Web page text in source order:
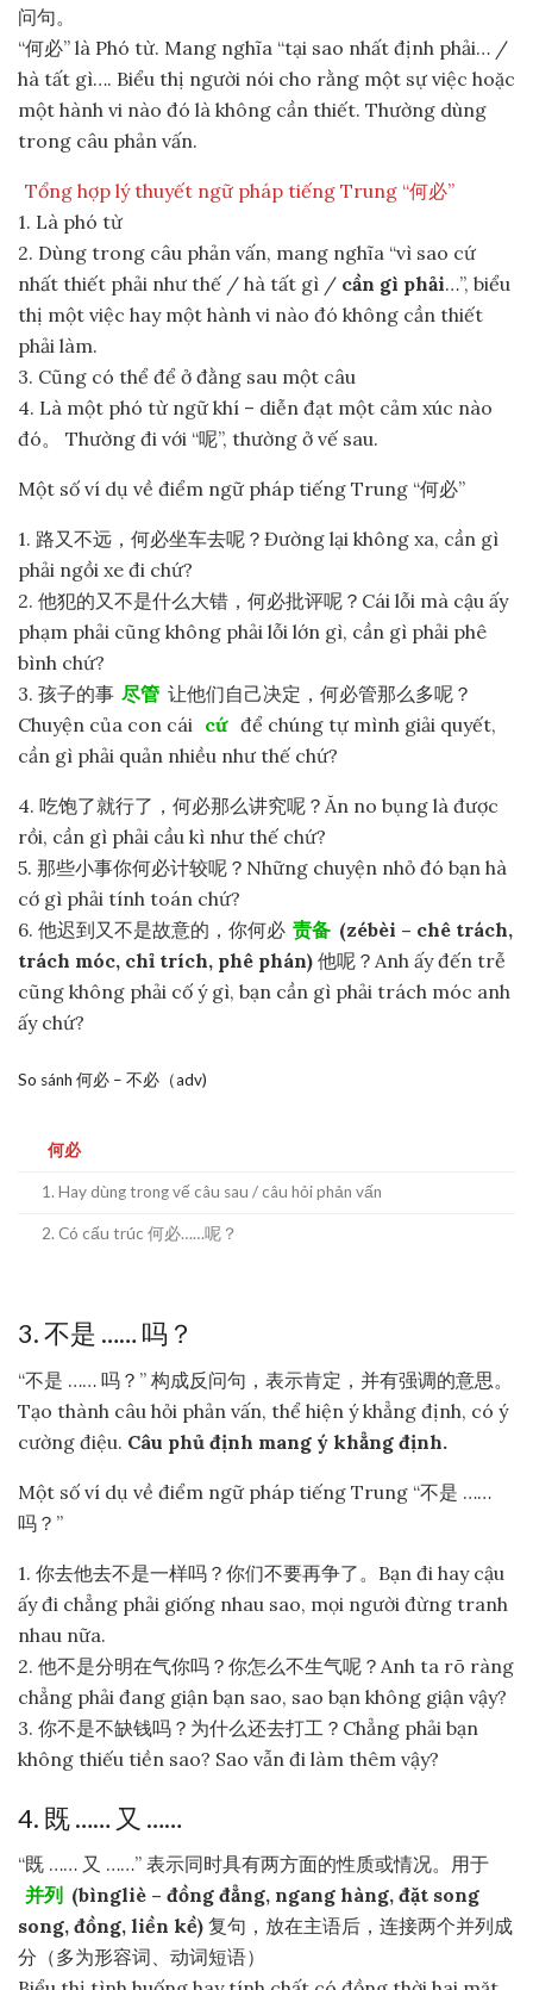
问句。
“何必” là Phó từ. Mang nghĩa “tại sao nhất định phải… /
hà tất gì…. Biểu thị người nói cho rằng một sự việc hoặc
một hành vi nào đó là không cần thiết. Thường dùng
trong câu phản vấn.
Tổng hợp lý thuyết ngữ pháp tiếng Trung “何必”
1. Là phó từ
2. Dùng trong câu phản vấn, mang nghĩa “vì sao cứ
nhất thiết phải như thế / hà tất gì / cần gì phải…”, biểu
thị một việc hay một hành vi nào đó không cần thiết
phải làm.
3. Cũng có thể để ở đằng sau một câu
4. Là một phó từ ngữ khí – diễn đạt một cảm xúc nào
đó。 Thường đi với “呢”, thường ở vế sau.
Một số ví dụ về điểm ngữ pháp tiếng Trung “何必”
1. 路又不远，何必坐车去呢？Đường lại không xa, cần gì
phải ngồi xe đi chứ?
2. 他犯的又不是什么大错，何必批评呢？Cái lỗi mà cậu ấy
phạm phải cũng không phải lỗi lớn gì, cần gì phải phê
bình chứ?
3. 孩子的事 尽管 让他们自己决定，何必管那么多呢？
Chuyện của con cái cứ để chúng tự mình giải quyết,
cần gì phải quản nhiều như thế chứ?
4. 吃饱了就行了，何必那么讲究呢？Ăn no bụng là được
rồi, cần gì phải cầu kì như thế chứ?
5. 那些小事你何必计较呢？Những chuyện nhỏ đó bạn hà
cớ gì phải tính toán chứ?
6. 他迟到又不是故意的，你何必 责备 (zébèi – chê trách,
trách móc, chỉ trích, phê phán) 他呢？Anh ấy đến trễ
cũng không phải cố ý gì, bạn cần gì phải trách móc anh
ấy chứ?
So sánh 何必 – 不必（adv)
何必
1. Hay dùng trong vế câu sau / câu hỏi phản vấn
2. Có cấu trúc 何必……呢？
3. 不是 …… 吗？
“不是 …… 吗？” 构成反问句，表示肯定，并有强调的意思。
Tạo thành câu hỏi phản vấn, thể hiện ý khẳng định, có ý
cường điệu. Câu phủ định mang ý khẳng định.
Một số ví dụ về điểm ngữ pháp tiếng Trung “不是 ……
吗？”
1. 你去他去不是一样吗？你们不要再争了。Bạn đi hay cậu
ấy đi chẳng phải giống nhau sao, mọi người đừng tranh
nhau nữa.
2. 他不是分明在气你吗？你怎么不生气呢？Anh ta rõ ràng
chẳng phải đang giận bạn sao, sao bạn không giận vậy?
3. 你不是不缺钱吗？为什么还去打工？Chẳng phải bạn
không thiếu tiền sao? Sao vẫn đi làm thêm vậy?
4. 既 …… 又 ……
“既 …… 又 ……” 表示同时具有两方面的性质或情况。用于
并列 (bìngliè – đồng đẳng, ngang hàng, đặt song
song, đồng, liền kề) 复句，放在主语后，连接两个并列成
分（多为形容词、动词短语）